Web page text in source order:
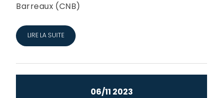
Barreaux (CNB)
LIRE LA SUITE
06/11 2023